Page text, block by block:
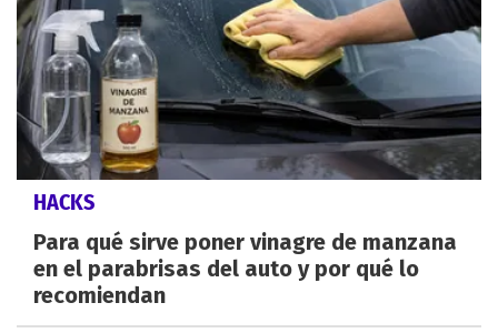
HACKS
Para qué sirve poner vinagre de manzana
en el parabrisas del auto y por qué lo
recomiendan